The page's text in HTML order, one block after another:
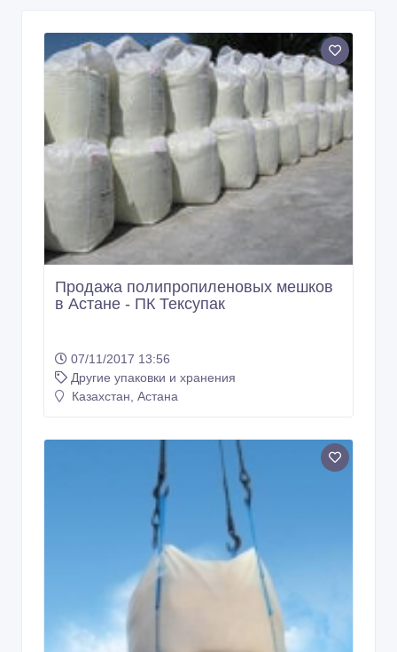
Продажа полипропиленовых мешков
в Астане - ПК Тексупак
07/11/2017 13:56
Другие упаковки и хранения
Казахстан, Астана